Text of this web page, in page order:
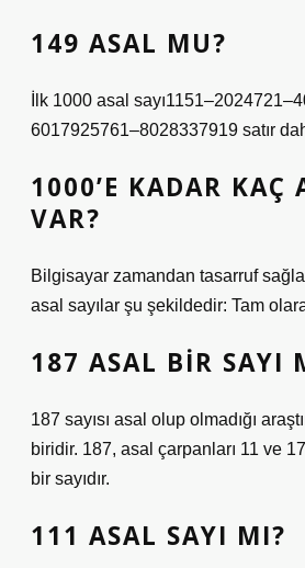
149 ASAL MU?
İlk 1000 asal
6017925761–8028337919 satır
1000’E KADAR KAÇ
VAR?
Bilgisayar zamandan tasarruf
asal sayılar şu şekildedir: Tam
187 ASAL BIR SAYI
187 sayısı asal olup olmadığı
biridir. 187, asal çarpanları 11 ve
bir sayıdır.
111 ASAL SAYI MI?